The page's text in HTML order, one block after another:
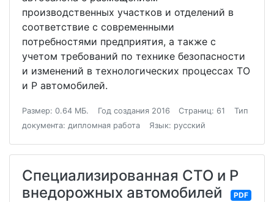
производственных участков и отделений в
соответствие с современными
потребностями предприятия, а также с
учетом требований по технике безопасности
и изменений в технологических процессах ТО
и Р автомобилей.
Размер: 0.64 МБ. Год создания 2016 Страниц: 61
Тип
документа: дипломная работа
Язык: русский
Специализированная СТО и Р
внедорожных автомобилей
PDF